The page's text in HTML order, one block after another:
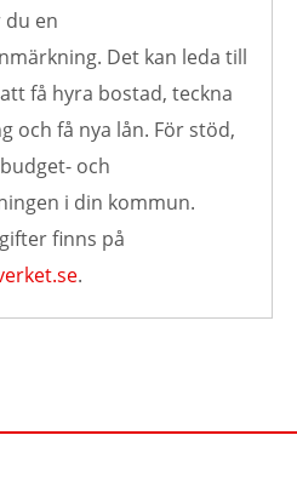
en
Det kan leda till
få hyra bostad, teckna
och få nya lån. För stöd,
och
i din kommun.
finns på
.